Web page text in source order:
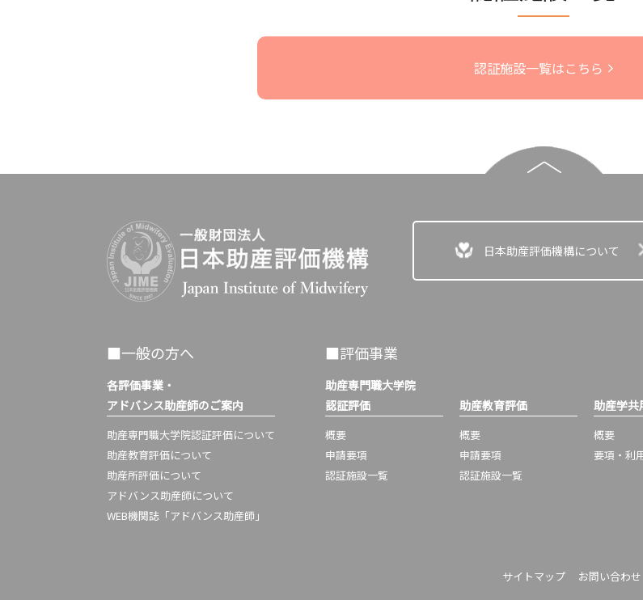
認証施設一覧はこちら
日本助産評価機構について
■一般の方へ
各評価事業・
アドバンス助産師のご案内
助産専門職大学院認証評価について
助産教育評価について
助産所評価について
アドバンス助産師について
WEB機関誌「アドバンス助産師」
■評価事業
助産専門職大学院
認証評価
概要
申請要項
認証施設一覧
助産教育評価
概要
申請要項
認証施設一覧
助産学共
概要
要項・利
サイトマップ お問い合わせ